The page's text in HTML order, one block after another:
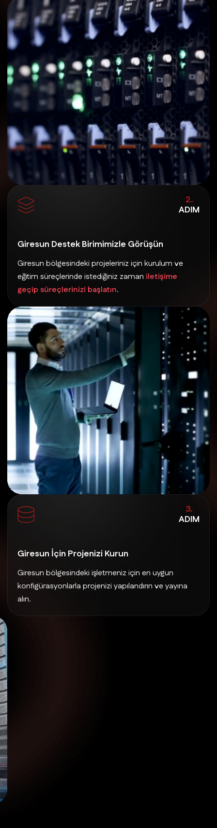
2.
ADIM
Giresun Destek Birimimizle Görüşün
Giresun bölgesindeki projeleriniz için kurulum ve
eğitim süreçlerinde istediğiniz zaman iletişime
geçip süreçlerinizi başlatın.
3.
ADIM
Giresun İçin Projenizi Kurun
Giresun bölgesindeki işletmeniz için en uygun
konfigürasyonlarla projenizi yapılandırın ve yayına
alın.